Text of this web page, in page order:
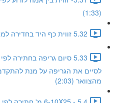
(1:33)
5.32 זווית כף היד בחדירה למים , לפי WEST אישי (1:55)
לסיים את הגריפה על מנת
מהצוואר (2:03)